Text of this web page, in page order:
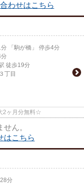
わせはこちら
分 「駒が橋」 停歩4分
分
徒歩19分
３丁目
2ヶ月分無料☆
ん。
はこちら
分